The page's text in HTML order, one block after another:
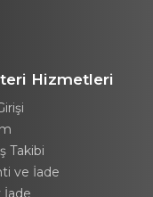
Hizmetleri
Takibi
ve İade